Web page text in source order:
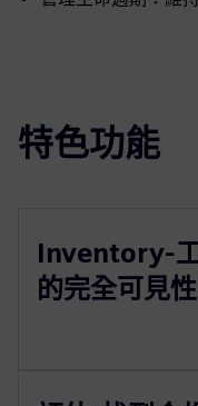
特色功能
Inventory-
的完全可見性